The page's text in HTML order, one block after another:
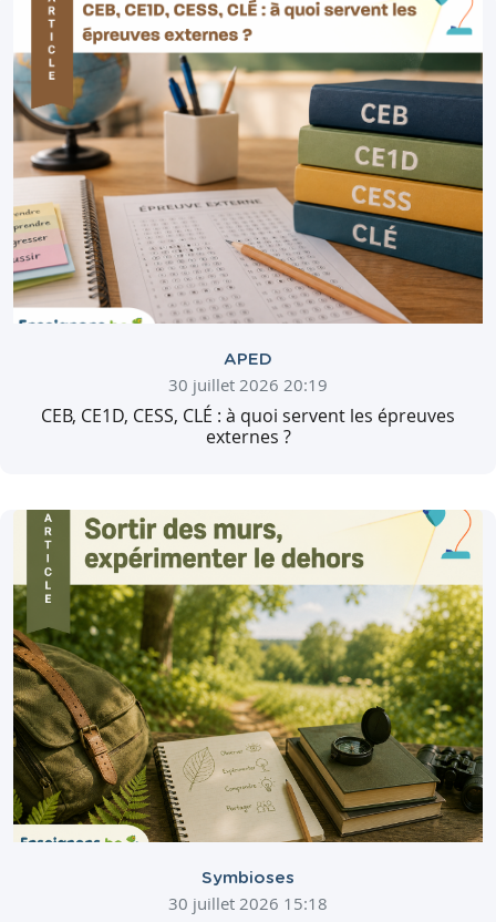
APED
30 juillet 2026 20:19
CEB, CE1D, CESS, CLÉ : à quoi servent les épreuves
externes ?
Symbioses
30 juillet 2026 15:18